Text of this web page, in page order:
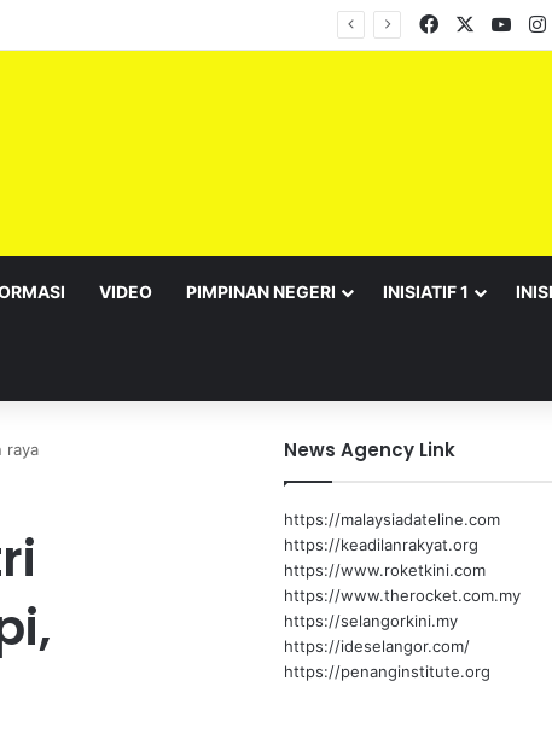
Kong Choon Facebook
VIDEO PIMPINAN NEGERI INISIATIF 1
raya News Agency Link
https://malaysiadateline.com
https://keadilanrakyat.org
https://www.roketkini.com
https://www.therocket.com.my
https://selangorkini.my
https://ideselangor.com/
https://penanginstitute.org